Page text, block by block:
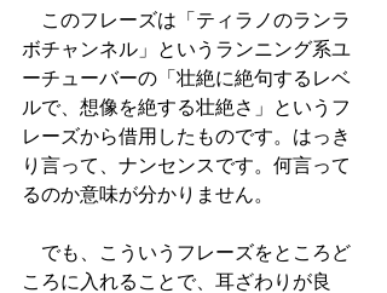
このフレーズは「ティラノのランラ
ボチャンネル」というランニング系ユ
ーチューバーの「壮絶に絶句するレベ
ルで、想像を絶する壮絶さ」というフ
レーズから借用したものです。はっき
り言って、ナンセンスです。何言って
るのか意味が分かりません。
でも、こういうフレーズをところど
ころに入れることで、耳ざわりが良